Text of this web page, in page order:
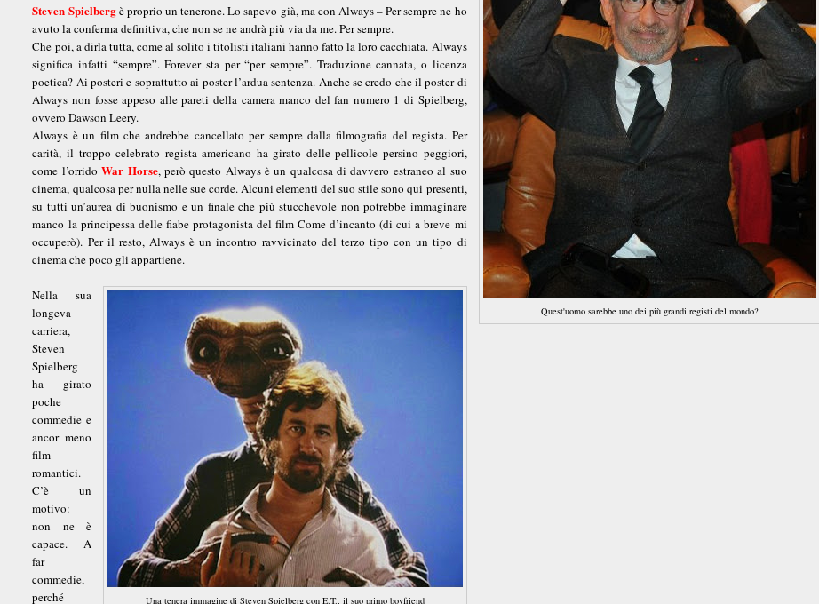
Quest'uomo sarebbe uno dei più grandi registi del mondo?
Steven Spielbergè proprio un tenerone. Lo sapevo già, ma con Always – Per sempre ne ho
avuto la conferma definitiva, che non se ne andrà più via da me. Per sempre.
Che poi, a dirla tutta, come al solito i titolisti italiani hanno fatto la loro cacchiata. Always
significa infatti “sempre”. Forever sta per “per sempre”. Traduzione cannata, o licenza
poetica? Ai posteri e soprattutto ai poster l’ardua sentenza. Anche se credo che il poster di
Always non fosse appeso alle pareti della camera manco del fan numero 1 di Spielberg,
ovvero Dawson Leery.
Always è un film che andrebbe cancellato per sempre dalla filmografia del regista. Per
carità, il troppo celebrato regista americano ha girato delle pellicole persino peggiori,
come l’orridoWar Horse, però questo Always è un qualcosa di davvero estraneo al suo
cinema, qualcosa per nulla nelle sue corde. Alcuni elementi del suo stile sono qui presenti,
su tutti un’aurea di buonismo e un finale che più stucchevole non potrebbe immaginare
manco la principessa delle fiabe protagonista del film Come d’incanto (di cui a breve mi
occuperò). Per il resto, Always è un incontro ravvicinato del terzo tipo con un tipo di
cinema che poco gli appartiene.
Una tenera immagine di Steven Spielberg con E.T., il suo primo boyfriend
Nella sua
longeva
carriera,
Steven
Spielberg
ha girato
poche
commedie e
ancor meno
film
romantici.
C’è un
motivo:
non ne è
capace. A
far
commedie,
perché